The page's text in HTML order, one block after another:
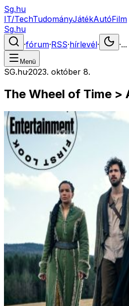
Sg.hu
IT/TechTudományJátékAutóFilm
Sg.hu
·fórum·RSS·hírlevél· ·...
Menü
SG.hu·2023. október 8.
The Wheel of Time >